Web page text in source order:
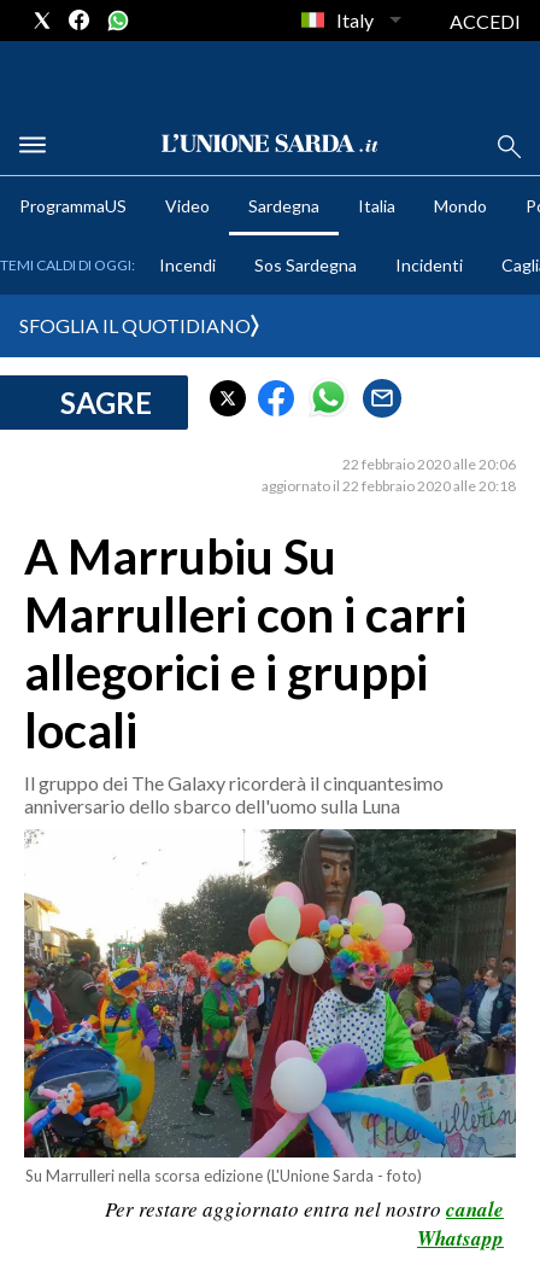
METEO
CRONACA SARDEGNA
MEDIO CAMPIDANO
SASSARI E PROVINCIA
GALLURA
NUORO E PROVINCIA
OGLIASTRA
CRONACA
MONDO
POLITICA
ECONOMIA
SERVIZI ALLE IMPRESE
LAVORO
BANDI
SPORT IN SARDEGNA
Italy ACCEDI
ProgrammaUS Video Sardegna Italia Mondo
TEMI CALDI DI OGGI: Incendi Sos Sardegna Incidenti
SFOGLIA IL QUOTIDIANO
SAGRE
22 febbraio 2020 alle 20:06
aggiornato il 22 febbraio 2020 alle 20:18
A Marrubiu Su
Marrulleri con i carri
allegorici e i gruppi
locali
Il gruppo dei The Galaxy ricorderà il cinquantesimo
anniversario dello sbarco dell'uomo sulla Luna
Su Marrulleri nella scorsa edizione (L'Unione Sarda - foto)
Per restare aggiornato entra nel nostro canale
Whatsapp